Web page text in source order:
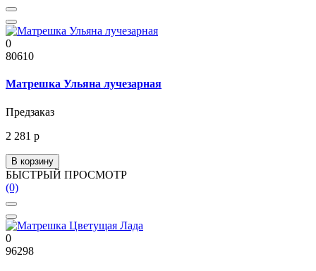
0
80610
Матрешка Ульяна лучезарная
Предзаказ
2 281 р
В корзину
БЫСТРЫЙ ПРОСМОТР
(0)
0
96298